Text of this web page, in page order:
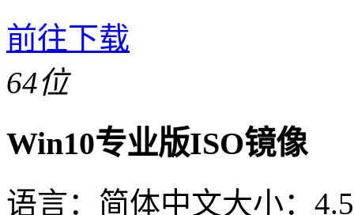
前往下载
64位
Win10专业版ISO镜像
语言： 简体中文大小：